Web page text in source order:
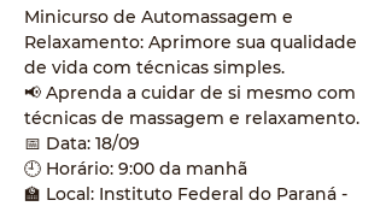
Minicurso de Automassagem e
Relaxamento: Aprimore sua qualidade
de vida com técnicas simples.
📢 Aprenda a cuidar de si mesmo com
técnicas de massagem e relaxamento.
📅 Data: 18/09
🕘 Horário: 9:00 da manhã
🏫 Local: Instituto Federal do Paraná -